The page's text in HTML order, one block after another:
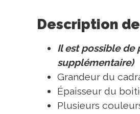
Description
Il est possible de
supplémentaire)
Grandeur du
Épaisseur du
Plusieurs